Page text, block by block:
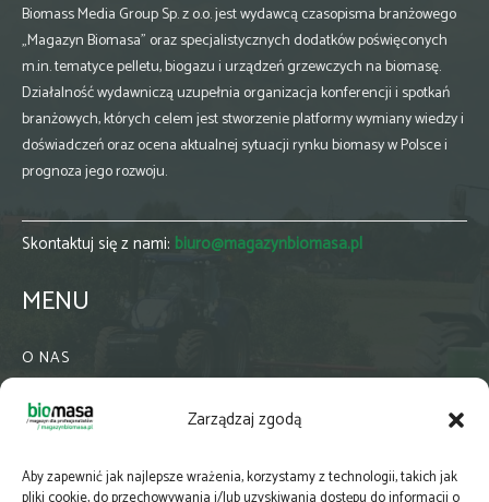
Zarządzaj zgodą
Aby zapewnić jak najlepsze wrażenia, korzystamy z technologii, takich jak
Biomass Media Group Sp. z o.o. jest wydawcą czasopisma branżowego
„Magazyn Biomasa” oraz specjalistycznych dodatków poświęconych
m.in. tematyce pelletu, biogazu i urządzeń grzewczych na biomasę.
Działalność wydawniczą uzupełnia organizacja konferencji i spotkań
branżowych, których celem jest stworzenie platformy wymiany wiedzy i
doświadczeń oraz ocena aktualnej sytuacji rynku biomasy w Polsce i
prognoza jego rozwoju.
Skontaktuj się z nami: biuro@magazynbiomasa.pl
MENU
O NAS
WSPÓŁPRACA
PRENUMERATA